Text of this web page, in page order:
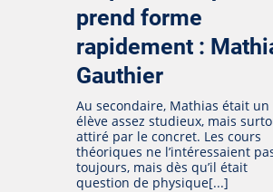
prend forme
rapidement :
Gauthier
Au secondaire, Mathias était un
élève assez studieux, mais
attiré par le concret. Les cours
théoriques ne l’intéressaient
toujours, mais dès qu’il était
question de physique[...]